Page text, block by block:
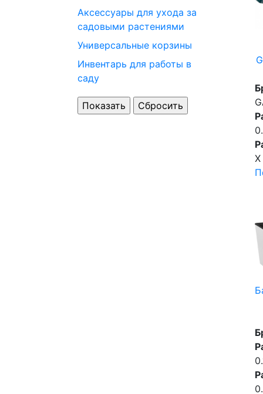
Аксессуары для ухода за
садовыми растениями
Универсальные корзины
Инвентарь для работы в
саду